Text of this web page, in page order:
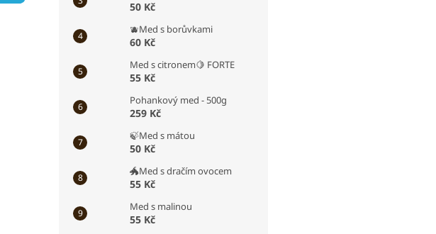
50 Kč
🫐Med s borůvkami
60 Kč
Med s citronem🍋 FORTE
55 Kč
Pohankový med - 500g
259 Kč
🍃Med s mátou
50 Kč
🐲Med s dračím ovocem
55 Kč
Med s malinou
55 Kč